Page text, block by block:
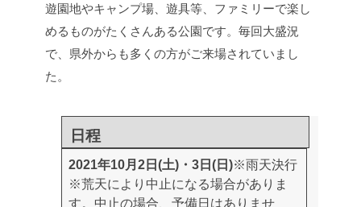
遊園地やキャンプ場、遊具等、ファミリーで楽し
めるものがたくさんある公園です。毎回大盛況
で、県外からも多くの方がご来場されていまし
た。
日程
2021年10月2日(土)・3日(日)※雨天決行
※荒天により中止になる場合がありま
す。中止の場合、予備日はありませ